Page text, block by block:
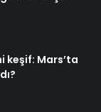
keşif: Mars’ta